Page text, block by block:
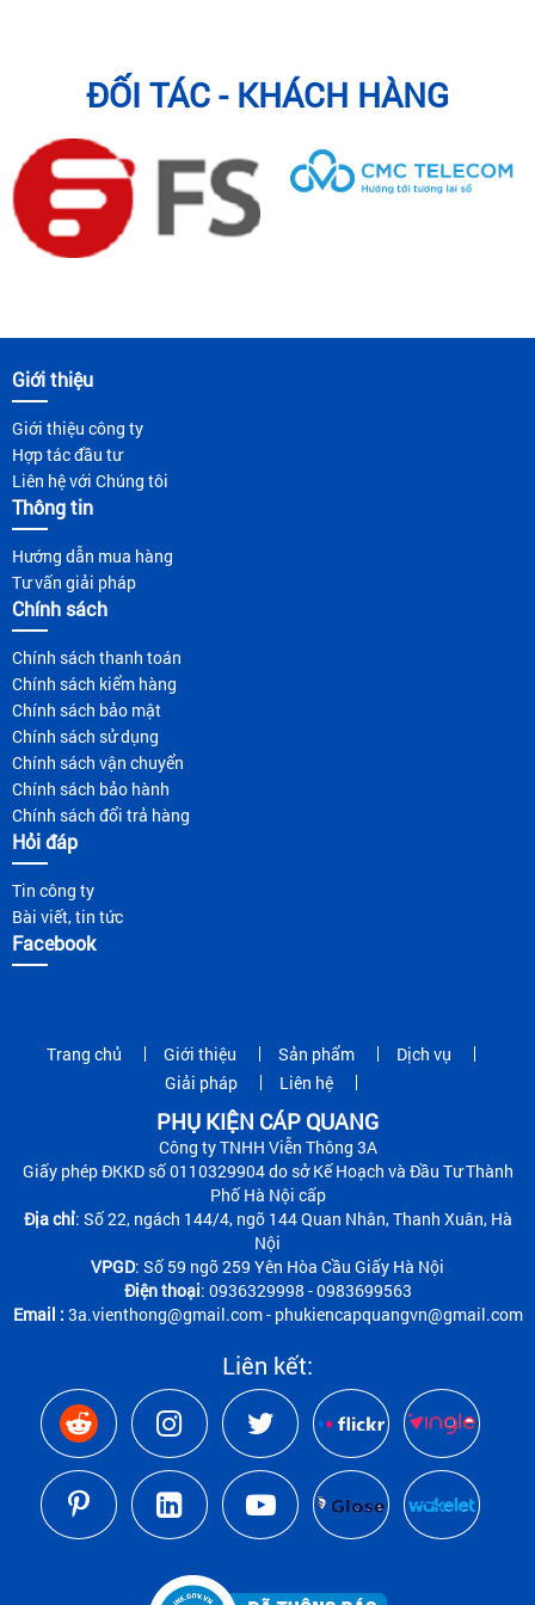
ĐỐI TÁC - KHÁCH HÀNG
Giới thiệu
Giới thiệu công ty
Hợp tác đầu tư
Liên hệ với Chúng tôi
Thông tin
Hướng dẫn mua hàng
Tư vấn giải pháp
Chính sách
Chính sách thanh toán
Chính sách kiểm hàng
Chính sách bảo mật
Chính sách sử dụng
Chính sách vận chuyển
Chính sách bảo hành
Chính sách đổi trả hàng
Hỏi đáp
Tin công ty
Bài viết, tin tức
Facebook
Trang chủ Giới thiệu Sản phẩm
Dịch vụ
Giải pháp
Liên hệ
PHỤ KIỆN CÁP QUANG
Công ty TNHH Viễn Thông 3A
Giấy phép ĐKKD số 0110329904 do sở Kế Hoạch và Đầu Tư Thành
Phố Hà Nội cấp
Địa chỉ: Số 22, ngách 144/4, ngõ 144 Quan Nhân, Thanh Xuân, Hà
Nội
VPGD: Số 59 ngõ 259 Yên Hòa Cầu Giấy Hà Nội
Điện thoại: 0936329998 - 0983699563
Email : 3a.vienthong@gmail.com - phukiencapquangvn@gmail.com
Liên kết: